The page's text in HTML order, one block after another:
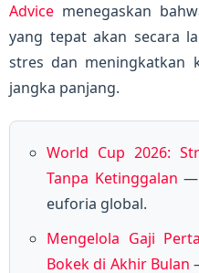
Advice menegaskan
yang tepat akan secara
stres dan meningkatkan
jangka panjang.
World Cup 2026:
Tanpa Ketinggalan —
euforia global.
Mengelola Gaji
Bokek di Akhir Bulan